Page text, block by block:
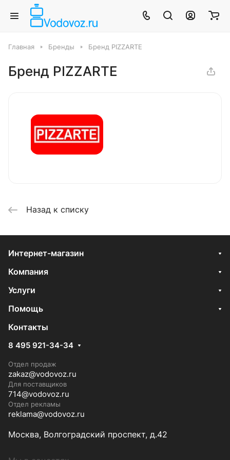
Главная Бренды Бренд PIZZARTE
Бренд PIZZARTE
Назад к списку
Интернет-магазин
Компания
Услуги
Помощь
Контакты
8 495 921-34-34
Отдел продаж
zakaz@vodovoz.ru
Для поставщиков
714@vodovoz.ru
Отдел рекламы
reklama@vodovoz.ru
Москва, Волгоградский проспект, д.42